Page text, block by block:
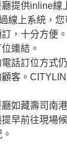
提供inline線
線上系統，
，十分方便
連結。
話訂位方式
客。
如藏壽司南
早前往現場